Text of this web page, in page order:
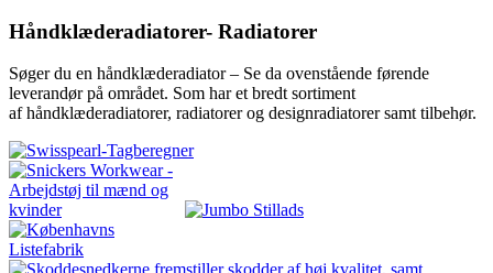
Håndklæderadiatorer- Radiatorer
Søger du en håndklæderadiator – Se da ovenstående førende
leverandør på området. Som har et bredt sortiment
af håndklæderadiatorer, radiatorer og designradiatorer samt tilbehør.